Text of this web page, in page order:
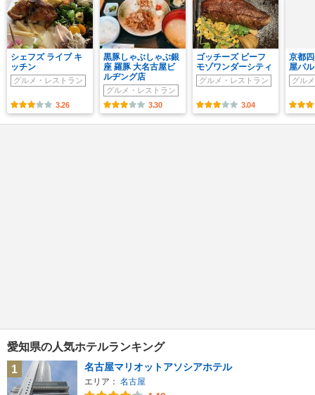
シェフズ ライブ キ
ッチン
グルメ・レストラン
3.26
黒豚しゃぶしゃぶ銀
座 羅豚 大名古屋ビ
ルヂング店
グルメ・レストラン
3.30
ゴッチーズ ビーフ
モゾワンダーシティ
グルメ・レストラン
3.04
京都
屋パ
グル
愛知県の人気ホテルランキング
1
名古屋マリオットアソシアホテル
エリア： 名古屋